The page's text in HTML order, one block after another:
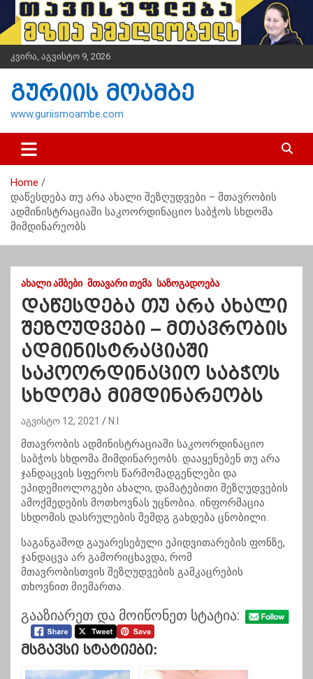
i
t
n
კვირა, აგვისტო 9, 2026
გურიის მოამბე
www.guriismoambe.com
Home
დაწესდება თუ არა ახალი შეზღუდვები – მთავრობის
ადმინისტრაციაში საკოორდინაციო საბჭოს სხდომა
მიმდინარეობს
ᲐᲮᲐᲚᲘ ᲐᲛᲑᲔᲑᲘ ᲛᲗᲐᲕᲐᲠᲘ ᲗᲔᲛᲐ ᲡᲐᲖᲝᲒᲐᲓᲝᲔᲑᲐ
დაწესდება თუ არა ახალი
შეზღუდვები – მთავრობის
ადმინისტრაციაში
საკოორდინაციო საბჭოს
სხდომა მიმდინარეობს
აგვისტო 12, 2021 N.I
მთავრობის ადმინისტრაციაში საკოორდინაციო
საბჭოს სხდომა მიმდინარეობს. დააყენებენ თუ არა
ჯანდაცვის სფეროს წარმომადგენლები და
ეპიდემიოლოგები ახალი, დამატებითი შეზღუდვების
ამოქმედების მოთხოვნას უცნობია. ინფორმაცია
სხდომის დასრულების შემდგ გახდება ცნობილი.
საგანგაშოდ გაუარესებული ეპიდვითარების ფონზე,
ჯანდაცვა არ გამორიცხავდა, რომ
მთავრობისთვის შეზღუდვების გამკაცრების
თხოვნით მიემართა.
გააზიარეთ და მოიწონეთ სტატია:
Მსგავსი Სტატიები: